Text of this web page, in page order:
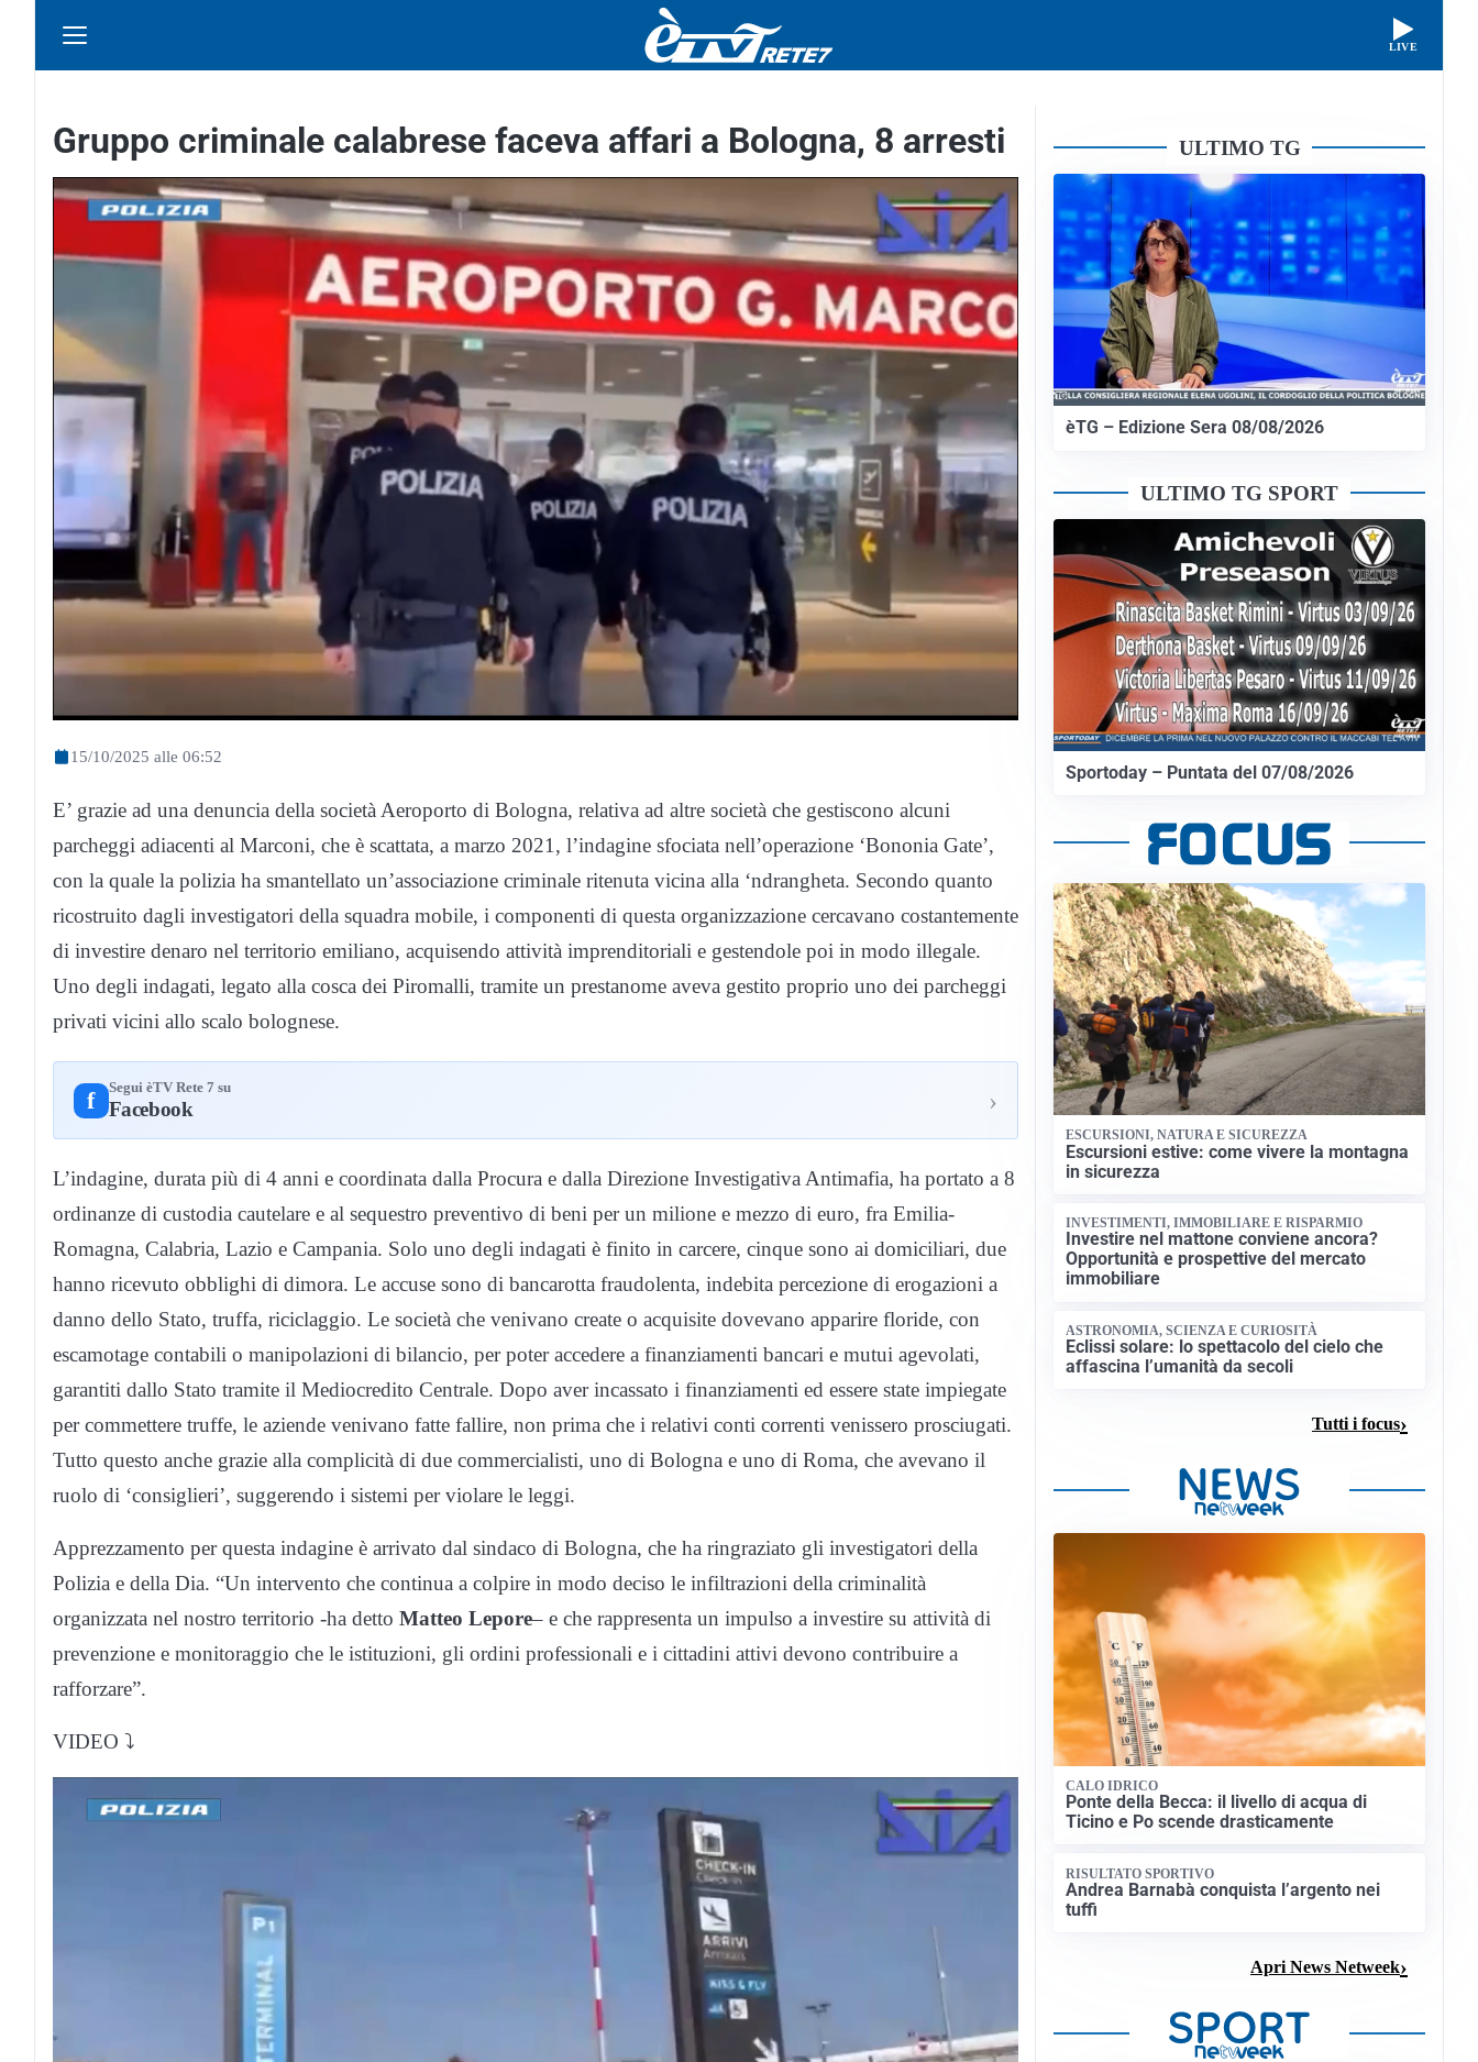
LIVE
Gruppo criminale calabrese faceva affari a Bologna, 8 arresti
15/10/2025 alle 06:52
E’ grazie ad una denuncia della società Aeroporto di Bologna, relativa ad altre società che gestiscono alcuni
parcheggi adiacenti al Marconi, che è scattata, a marzo 2021, l’indagine sfociata nell’operazione ‘Bononia Gate’,
con la quale la polizia ha smantellato un’associazione criminale ritenuta vicina alla ‘ndrangheta. Secondo quanto
ricostruito dagli investigatori della squadra mobile, i componenti di questa organizzazione cercavano costantemente
di investire denaro nel territorio emiliano, acquisendo attività imprenditoriali e gestendole poi in modo illegale.
Uno degli indagati, legato alla cosca dei Piromalli, tramite un prestanome aveva gestito proprio uno dei parcheggi
privati vicini allo scalo bolognese.
f Segui èTV Rete 7 su
Facebook ›
L’indagine, durata più di 4 anni e coordinata dalla Procura e dalla Direzione Investigativa Antimafia, ha portato a 8
ordinanze di custodia cautelare e al sequestro preventivo di beni per un milione e mezzo di euro, fra Emilia-
Romagna, Calabria, Lazio e Campania. Solo uno degli indagati è finito in carcere, cinque sono ai domiciliari, due
hanno ricevuto obblighi di dimora. Le accuse sono di bancarotta fraudolenta, indebita percezione di erogazioni a
danno dello Stato, truffa, riciclaggio. Le società che venivano create o acquisite dovevano apparire floride, con
escamotage contabili o manipolazioni di bilancio, per poter accedere a finanziamenti bancari e mutui agevolati,
garantiti dallo Stato tramite il Mediocredito Centrale. Dopo aver incassato i finanziamenti ed essere state impiegate
per commettere truffe, le aziende venivano fatte fallire, non prima che i relativi conti correnti venissero prosciugati.
Tutto questo anche grazie alla complicità di due commercialisti, uno di Bologna e uno di Roma, che avevano il
ruolo di ‘consiglieri’, suggerendo i sistemi per violare le leggi.
Apprezzamento per questa indagine è arrivato dal sindaco di Bologna, che ha ringraziato gli investigatori della
Polizia e della Dia. “Un intervento che continua a colpire in modo deciso le infiltrazioni della criminalità
organizzata nel nostro territorio -ha detto Matteo Lepore– e che rappresenta un impulso a investire su attività di
prevenzione e monitoraggio che le istituzioni, gli ordini professionali e i cittadini attivi devono contribuire a
rafforzare”.
VIDEO ⤵
ULTIMO TG
èTG – Edizione Sera 08/08/2026
ULTIMO TG SPORT
Sportoday – Puntata del 07/08/2026
ESCURSIONI, NATURA E SICUREZZA
Escursioni estive: come vivere la montagna
in sicurezza
INVESTIMENTI, IMMOBILIARE E RISPARMIO
Investire nel mattone conviene ancora?
Opportunità e prospettive del mercato
immobiliare
ASTRONOMIA, SCIENZA E CURIOSITÀ
Eclissi solare: lo spettacolo del cielo che
affascina l’umanità da secoli
Tutti i focus
CALO IDRICO
Ponte della Becca: il livello di acqua di
Ticino e Po scende drasticamente
RISULTATO SPORTIVO
Andrea Barnabà conquista l’argento nei
tuffi
Apri News Netweek